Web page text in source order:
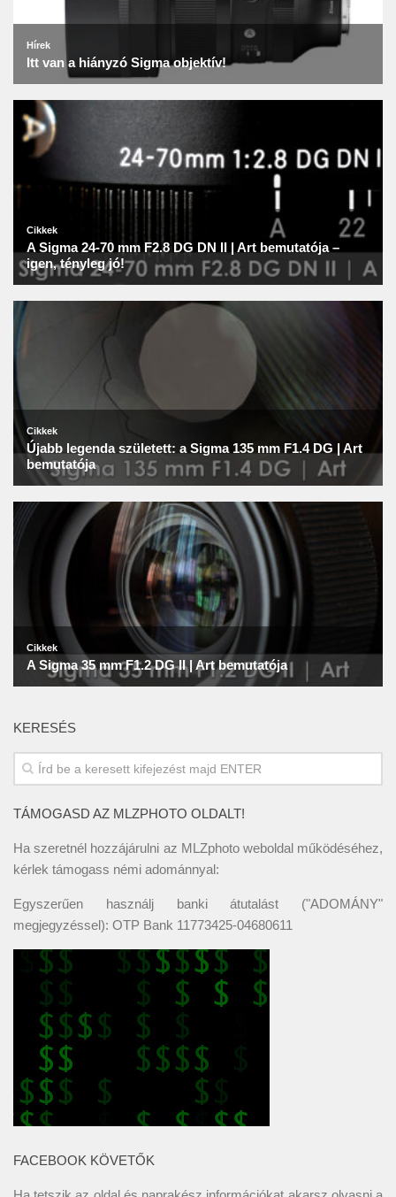
KERESÉS
TÁMOGASD AZ MLZPHOTO OLDALT!
Ha szeretnél hozzájárulni az MLZphoto weboldal működéséhez,
kérlek támogass némi adománnyal:
Egyszerűen használj banki átutalást ("ADOMÁNY"
megjegyzéssel): OTP Bank 11773425-04680611
FACEBOOK KÖVETŐK